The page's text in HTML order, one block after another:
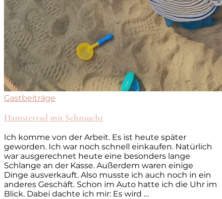
Gastbeiträge
Hamsterrad mit Sehnsucht
Ich komme von der Arbeit. Es ist heute später
geworden. Ich war noch schnell einkaufen. Natürlich
war ausgerechnet heute eine besonders lange
Schlange an der Kasse. Außerdem waren einige
Dinge ausverkauft. Also musste ich auch noch in ein
anderes Geschäft. Schon im Auto hatte ich die Uhr im
Blick. Dabei dachte ich mir: Es wird …